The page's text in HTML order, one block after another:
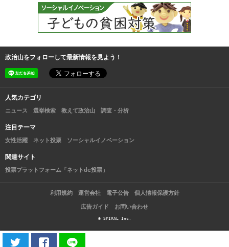
政治山をフォローして最新情報を見よう！
人気カテゴリ
ニュース 選挙検索 教えて政治山 調査・分析
注目テーマ
女性活躍 ネット投票 ソーシャルイノベーション
関連サイト
投票プラットフォーム「ネットde投票」
利用規約 運営会社 電子公告 個人情報保護方針
広告ガイド お問い合わせ
© SPIRAL Inc.